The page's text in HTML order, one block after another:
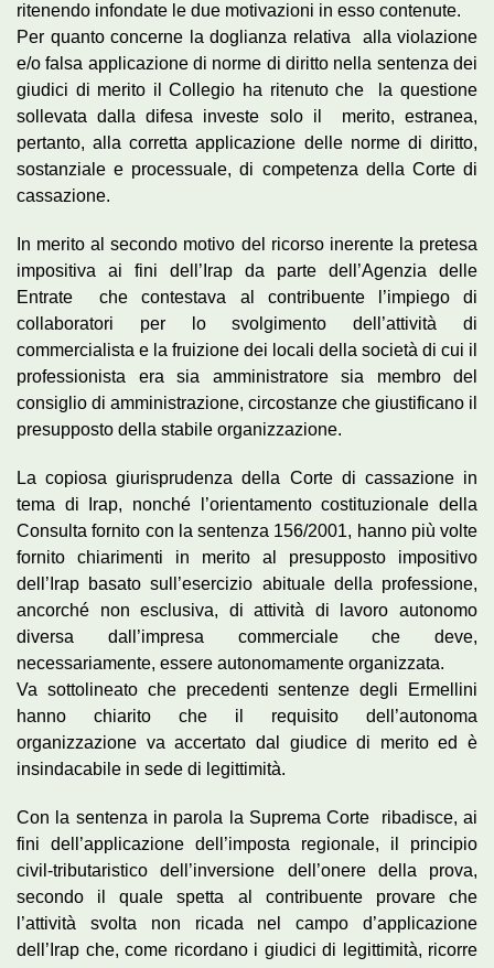
ritenendo infondate le due motivazioni in esso contenute.
Per quanto concerne la doglianza relativa alla violazione
e/o falsa applicazione di norme di diritto nella sentenza dei
giudici di merito il Collegio ha ritenuto che la questione
sollevata dalla difesa investe solo il merito, estranea,
pertanto, alla corretta applicazione delle norme di diritto,
sostanziale e processuale, di competenza della Corte di
cassazione.
In merito al secondo motivo del ricorso inerente la pretesa
impositiva ai fini dell’Irap da parte dell’Agenzia delle
Entrate che contestava al contribuente l’impiego di
collaboratori per lo svolgimento dell’attività di
commercialista e la fruizione dei locali della società di cui il
professionista era sia amministratore sia membro del
consiglio di amministrazione, circostanze che giustificano il
presupposto della stabile organizzazione.
La copiosa giurisprudenza della Corte di cassazione in
tema di Irap, nonché l’orientamento costituzionale della
Consulta fornito con la sentenza 156/2001, hanno più volte
fornito chiarimenti in merito al presupposto impositivo
dell’Irap basato sull’esercizio abituale della professione,
ancorché non esclusiva, di attività di lavoro autonomo
diversa dall’impresa commerciale che deve,
necessariamente, essere autonomamente organizzata.
Va sottolineato che precedenti sentenze degli Ermellini
hanno chiarito che il requisito dell’autonoma
organizzazione va accertato dal giudice di merito ed è
insindacabile in sede di legittimità.
Con la sentenza in parola la Suprema Corte ribadisce, ai
fini dell’applicazione dell’imposta regionale, il principio
civil-tributaristico dell’inversione dell’onere della prova,
secondo il quale spetta al contribuente provare che
l’attività svolta non ricada nel campo d’applicazione
dell’Irap che, come ricordano i giudici di legittimità, ricorre